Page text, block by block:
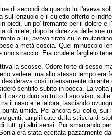
di secondi da quando lui l'aveva
sul lenzuolo e il culetto offerto e
piedi, un po' tremante per il dolore e
di miele, dopo la durezza delle sue
a lui, aveva tirato su le
a metà coscia. Quel minuscolo
uno straccio. Era crudele farglielo
la scosse. Odore forte di sesso
vedere, ma allo stesso tempo era
così intensamente durante
sentirlo subito in bocca. La volta
il cazzo duro su tutto il suo viso,
il naso e le labbra, lasciando
umida. Poi ancora sul collo, sui
amplificate dalla striscia di
tutti gli altri sensi. Pur smaniando
era stata eccitata pazzamente